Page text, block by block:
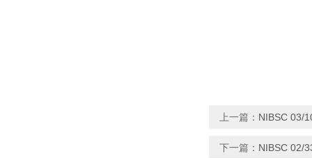
上一篇： NIBSC 03/
下一篇： NIBSC 02/